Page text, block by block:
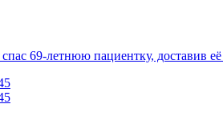
69-летнюю пациентку, доставив